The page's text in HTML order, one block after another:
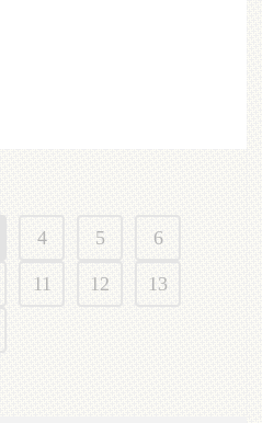
4 5 6
11 12 13